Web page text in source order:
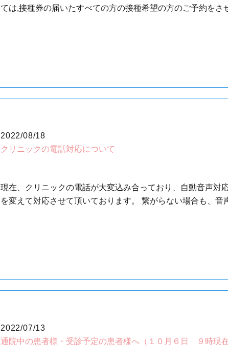
ては,接種券の届いたすべての方の接種希望の方のご予約を
2022/08/18
クリニックの電話対応について
現在、クリニックの電話が大変込み合っており、自動音声対
を変えて対応させて頂いております。 繋がらない場合も、
2022/07/13
通院中の患者様・受診予定の患者様へ（１０月６日 ９時現在